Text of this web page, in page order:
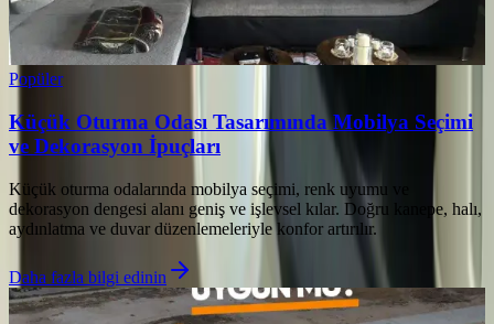
Popüler
Küçük Oturma Odası Tasarımında Mobilya Seçimi
ve Dekorasyon İpuçları
Küçük oturma odalarında mobilya seçimi, renk uyumu ve
dekorasyon dengesi alanı geniş ve işlevsel kılar. Doğru kanepe, halı,
aydınlatma ve duvar düzenlemeleriyle konfor artırılır.
Daha fazla bilgi edinin